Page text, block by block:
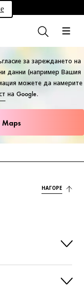
за зареждането на
данни (например Вашия
можете да намерите
на Google.
НАГОРЕ